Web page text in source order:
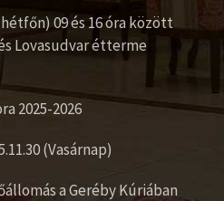
09 és 16 óra között
Lovasudvar étterme
2025-2026
(Vasárnap)
a Geréby Kúriában